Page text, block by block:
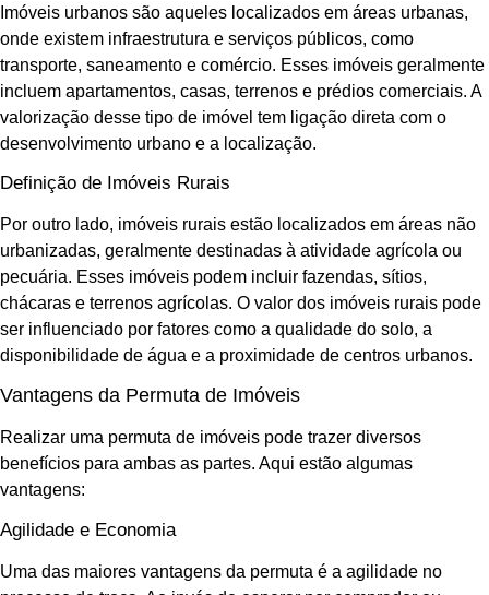
Imóveis urbanos são aqueles localizados em áreas urbanas,
onde existem infraestrutura e serviços públicos, como
transporte, saneamento e comércio. Esses imóveis geralmente
incluem apartamentos, casas, terrenos e prédios comerciais. A
valorização desse tipo de imóvel tem ligação direta com o
desenvolvimento urbano e a localização.
Definição de Imóveis Rurais
Por outro lado, imóveis rurais estão localizados em áreas não
urbanizadas, geralmente destinadas à atividade agrícola ou
pecuária. Esses imóveis podem incluir fazendas, sítios,
chácaras e terrenos agrícolas. O valor dos imóveis rurais pode
ser influenciado por fatores como a qualidade do solo, a
disponibilidade de água e a proximidade de centros urbanos.
Vantagens da Permuta de Imóveis
Realizar uma permuta de imóveis pode trazer diversos
benefícios para ambas as partes. Aqui estão algumas
vantagens:
Agilidade e Economia
Uma das maiores vantagens da permuta é a agilidade no